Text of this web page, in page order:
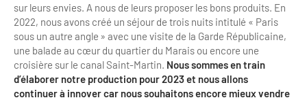
sur leurs envies. A nous de leurs proposer les bons produits. En
2022, nous avons créé un séjour de trois nuits intitulé « Paris
sous un autre angle » avec une visite de la Garde Républicaine,
une balade au cœur du quartier du Marais ou encore une
croisière sur le canal Saint-Martin. Nous sommes en train
d’élaborer notre production pour 2023 et nous allons
continuer à innover car nous souhaitonsencore mieux vendre